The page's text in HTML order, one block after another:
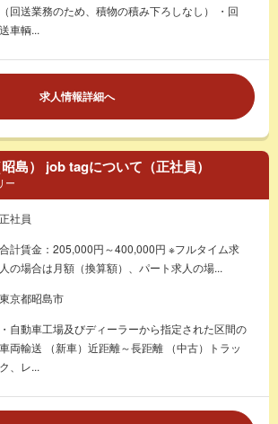
（回送業務のため、積物の積み下ろしなし） ・回
送車輌...
求人情報詳細へ
島） job tagについて（正社員）
ー
正社員
合計賃金：205,000円～400,000円 ※フルタイム求
人の場合は月額（換算額）、パート求人の場...
東京都昭島市
・自動車工場及びディーラーから指定された区間の
車両輸送 （新車）近距離～長距離 （中古）トラッ
ク、レ...